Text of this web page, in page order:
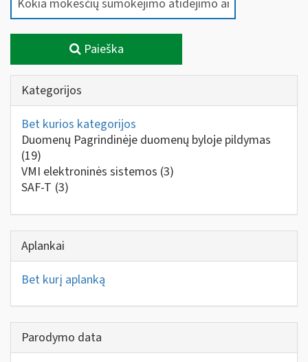
Paieška
Kategorijos
Bet kurios kategorijos
Duomenų Pagrindinėje duomenų byloje pildymas
(19)
VMI elektroninės sistemos (3)
SAF-T (3)
Aplankai
Bet kurį aplanką
Parodymo data